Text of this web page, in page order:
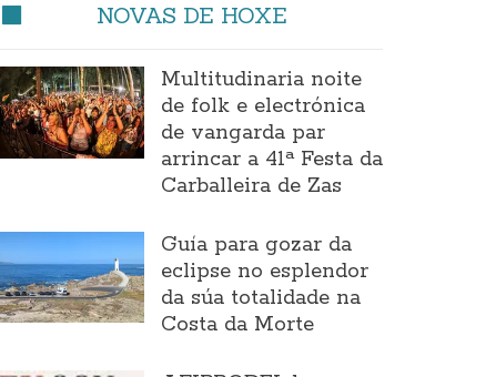
NOVAS DE HOXE
Multitudinaria noite
de folk e electrónica
de vangarda par
arrincar a 41ª Festa da
Carballeira de Zas
Guía para gozar da
eclipse no esplendor
da súa totalidade na
Costa da Morte